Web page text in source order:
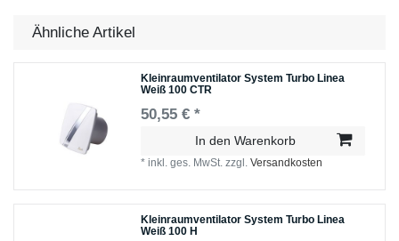
Ähnliche Artikel
Kleinraumventilator System Turbo Linea
Weiß 100 CTR
50,55 € *
In den Warenkorb
*inkl. ges. MwSt. zzgl.Versandkosten
Kleinraumventilator System Turbo Linea
Weiß 100 H